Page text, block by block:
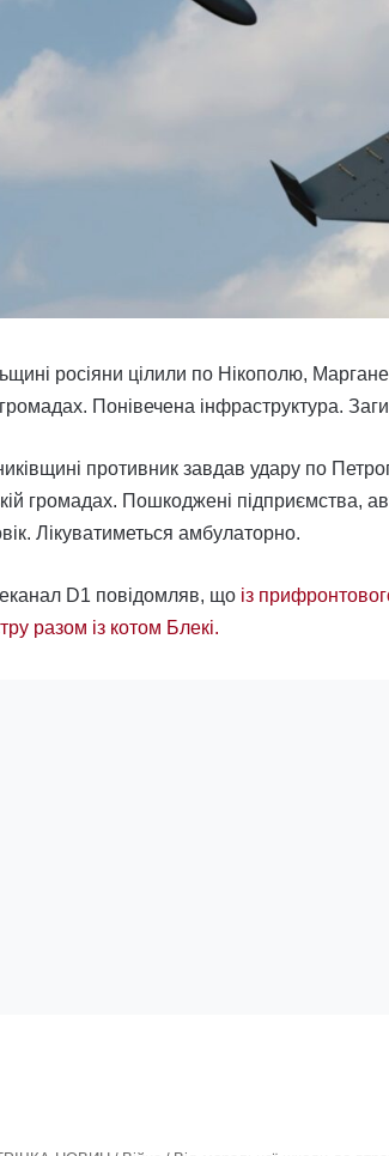
росіяни цілили по Нікополю,
Понівечена інфраструктура.
противник завдав удару по
громадах. Пошкоджені підприємства,
Лікуватиметься амбулаторно.
D1 повідомляв, що із
разом із котом Блекі.